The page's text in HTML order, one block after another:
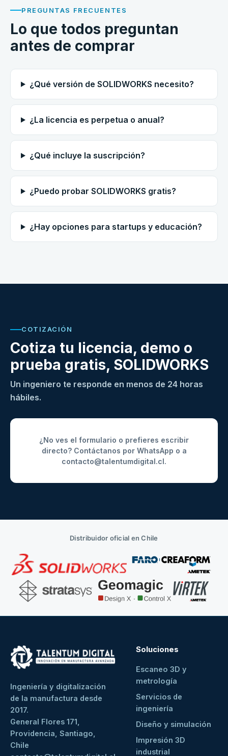
PREGUNTAS FRECUENTES
Lo que todos preguntan
antes de comprar
¿Qué versión de SOLIDWORKS necesito?
¿La licencia es perpetua o anual?
¿Qué incluye la suscripción?
¿Puedo probar SOLIDWORKS gratis?
¿Hay opciones para startups y educación?
COTIZACIÓN
Cotiza tu licencia, demo o
prueba gratis, SOLIDWORKS
Un ingeniero te responde en menos de 24 horas
hábiles.
¿No ves el formulario o prefieres escribir
directo? Contáctanos por WhatsApp o a
contacto@talentumdigital.cl.
Distribuidor oficial en Chile
Ingeniería y digitalización
de la manufactura desde
2017.
General Flores 171,
Providencia, Santiago,
Chile
Soluciones
Escaneo 3D y
metrología
Servicios de
ingeniería
Diseño y simulación
Impresión 3D
industrial